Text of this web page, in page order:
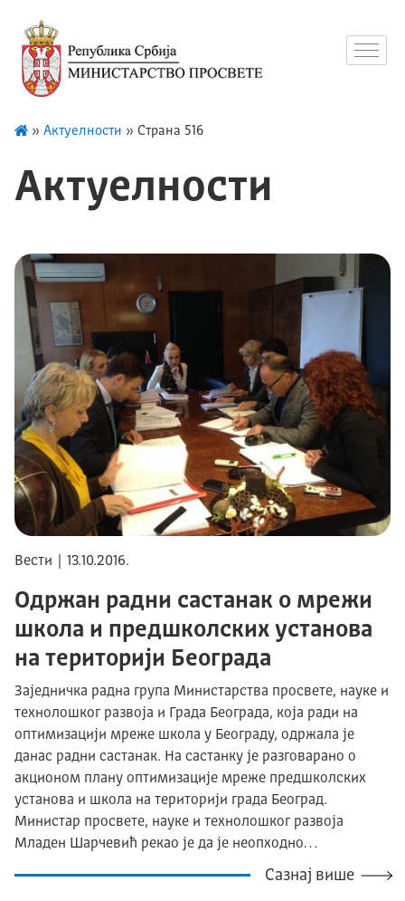
» Актуелности » Страна 516
Актуелности
Вести | 13.10.2016.
Одржан радни састанак о мрежи
школа и предшколских установа
на територији Београда
Заjедничка радна група Mинистарства просвете, науке и
технолошког развоја и Града Београда, коjа ради на
оптимизацији мреже школа у Београду, одржала је
данас радни састанак. На састанку je разговарано о
акционом плану оптимизације мреже предшколских
установа и школа на територији града Београд.
Министар просвете, науке и технолошког развоја
Младен Шарчевић рекао је да је неопходно…
Сазнај више